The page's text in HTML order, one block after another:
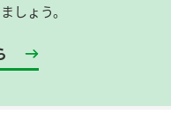
しょう。